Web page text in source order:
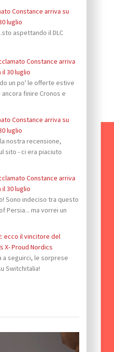
Constance arriva su
luglio
aspettando il DLC
Constance arriva
30 luglio
un po' le offerte estive
finire Cronos e
Constance arriva su
luglio
nostra recensione,
sito - ci era piaciuto
Constance arriva
30 luglio
Sono indeciso tra questo
Persia... ma vorrei un
ecco il vincitore del
X- Proud Nordics
a seguirci, le sorprese
Switchitalia!